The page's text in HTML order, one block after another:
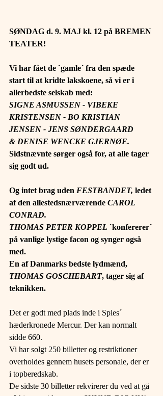
SØNDAG d. 9. MAJ kl. 12 på BREMEN
TEATER!
Vi har fået de `gamle´ fra den spæde
start til at kridte lakskoene, så vi er i
allerbedste selskab med:
SIGNE ASMUSSEN - VIBEKE
KRISTENSEN - BO KRISTIAN
JENSEN - JENS SØNDERGAARD
& DENISE WENCKE GJERNØE.
Sidstnævnte sørger også for, at alle tager
sig godt ud.
Og intet brag uden FESTBANDET, ledet
af den allestedsnærværende CAROL
CONRAD.
THOMAS PETER KOPPEL `konfererer´
på vanlige lystige facon og synger også
med.
En af Danmarks bedste lydmænd,
THOMAS GOSCHEBART, tager sig af
teknikken.
Det er godt med plads inde i Spies´
hæderkronede Mercur. Der kan normalt
sidde 660.
Vi har solgt 250 billetter og restriktioner
overholdes gennem husets personale, der er
i topberedskab.
De sidste 30 billetter rekvirerer du ved at gå